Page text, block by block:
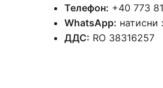
Телефон: +40 773
WhatsApp: натисни
ДДС: RO 38316257